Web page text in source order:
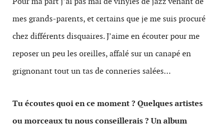
mes grands-parents, et certains que je me suis procuré
chez différents disquaires. J’aime en écouter pour me
reposer un peu les oreilles, affalé sur un canapé en
grignonant tout un tas de conneries salées…
Tu écoutes quoi en ce moment ? Quelques artistes
ou morceaux tu nous conseillerais ? Un album